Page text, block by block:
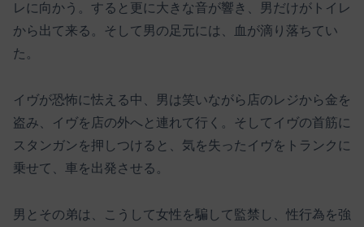
レに向かう。すると更に大きな音が響き、男だけがトイレ
から出て来る。そして男の足元には、血が滴り落ちてい
た。
イヴが恐怖に怯える中、男は笑いながら店のレジから金を
盗み、イヴを店の外へと連れて行く。そしてイヴの首筋に
スタンガンを押しつけると、気を失ったイヴをトランクに
乗せて、車を出発させる。
男とその弟は、こうして女性を騙して監禁し、性行為を強